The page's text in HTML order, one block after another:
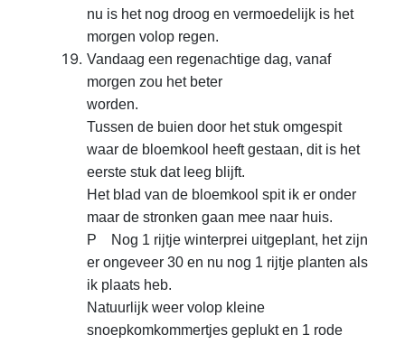
nu is het nog droog en vermoedelijk is het
morgen volop regen.
Vandaag een regenachtige dag, vanaf
morgen zou het beter
worden.
Tussen de buien door het stuk omgespit
waar de bloemkool heeft gestaan, dit is het
eerste stuk dat leeg blijft.
Het blad van de bloemkool spit ik er onder
maar de stronken gaan mee naar huis.
P Nog 1 rijtje winterprei uitgeplant, het zijn
er ongeveer 30 en nu nog 1 rijtje planten als
ik plaats heb.
Natuurlijk weer volop kleine
snoepkomkommertjes geplukt en 1 rode